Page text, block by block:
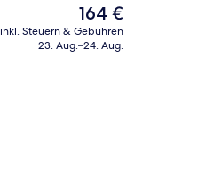
Apartment | Außenbereich
Der
aktuelle
Preis
164 €
inkl. Steuern & Gebühren
23. Aug.–24. Aug.